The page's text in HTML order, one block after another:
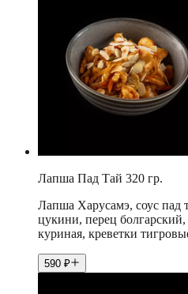
Лапша Пад Тай 320 гр.
Лапша Харусамэ, соус пад
цукини, перец болгарский,
куриная, креветки
590 ₽